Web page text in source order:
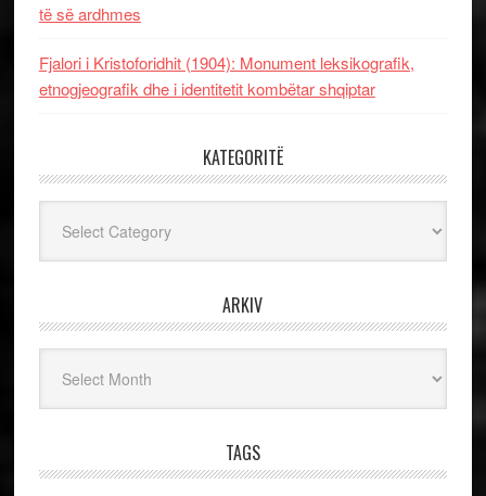
të së ardhmes
Fjalori i Kristoforidhit (1904): Monument leksikografik,
etnogjeografik dhe i identitetit kombëtar shqiptar
KATEGORITË
ARKIV
TAGS